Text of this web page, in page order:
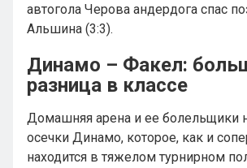
автогола Черова андердога спас
Альшина (3:3).
Динамо – Факел:
разница в классе
Домашняя арена и ее болельщики
осечки Динамо, которое, как и
находится в тяжелом турнирном